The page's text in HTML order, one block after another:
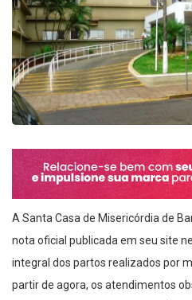
A Santa Casa de Misericórdia de
nota oficial publicada em seu site
integral dos partos realizados por
partir de agora, os atendimentos